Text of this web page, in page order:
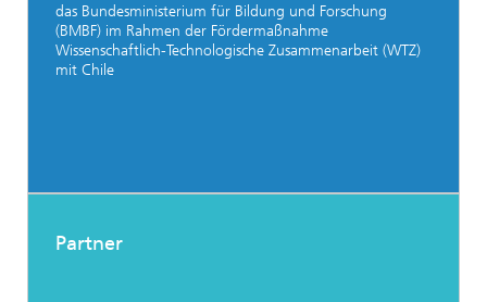
das Bundesministerium für Bildung und Forschung
(BMBF) im Rahmen der Fördermaßnahme
Wissenschaftlich-Technologische Zusammenarbeit (WTZ)
mit Chile
Partner